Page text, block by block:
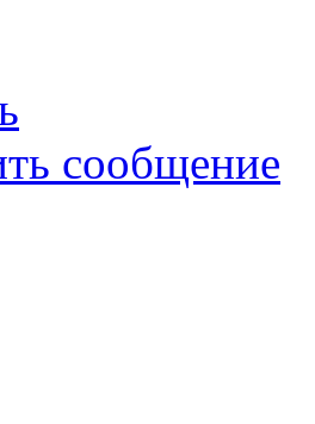
сообщение